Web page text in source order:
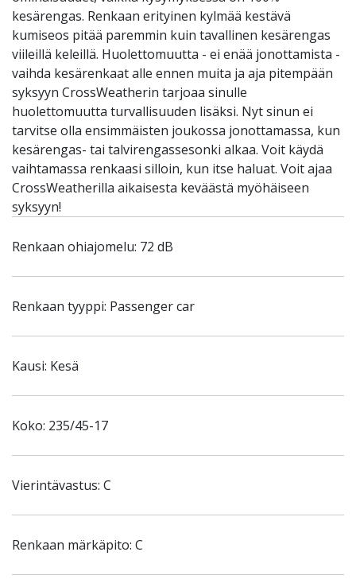
kesärengas. Renkaan erityinen kylmää kestävä
kumiseos pitää paremmin kuin tavallinen kesärengas
viileillä keleillä. Huolettomuutta - ei enää jonottamista -
vaihda kesärenkaat alle ennen muita ja aja pitempään
syksyyn CrossWeatherin tarjoaa sinulle
huolettomuutta turvallisuuden lisäksi. Nyt sinun ei
tarvitse olla ensimmäisten joukossa jonottamassa, kun
kesärengas- tai talvirengassesonki alkaa. Voit käydä
vaihtamassa renkaasi silloin, kun itse haluat. Voit ajaa
CrossWeatherilla aikaisesta keväästä myöhäiseen
syksyyn!
Renkaan ohiajomelu: 72 dB
Renkaan tyyppi: Passenger car
Kausi: Kesä
Koko: 235/45-17
Vierintävastus: C
Renkaan märkäpito: C